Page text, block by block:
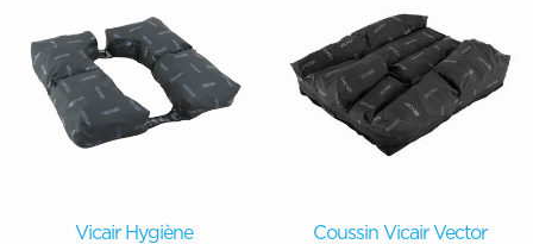
Vicair Hygiène
Coussin Vicair Vector